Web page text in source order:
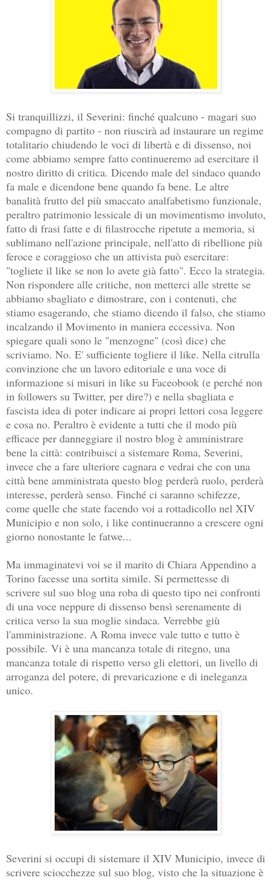
Si tranquillizzi, il Severini: finché qualcuno - magari suo
compagno di partito - non riuscirà ad instaurare un regime
totalitario chiudendo le voci di libertà e di dissenso, noi
come abbiamo sempre fatto continueremo ad esercitare il
nostro diritto di critica. Dicendo male del sindaco quando
fa male e dicendone bene quando fa bene. Le altre
banalità frutto del più smaccato analfabetismo funzionale,
peraltro patrimonio lessicale di un movimentismo involuto,
fatto di frasi fatte e di filastrocche ripetute a memoria, si
sublimano nell'azione principale, nell'atto di ribellione più
feroce e coraggioso che un attivista può esercitare:
"togliete il like se non lo avete già fatto". Ecco la strategia.
Non rispondere alle critiche, non metterci alle strette se
abbiamo sbagliato e dimostrare, con i contenuti, che
stiamo esagerando, che stiamo dicendo il falso, che stiamo
incalzando il Movimento in maniera eccessiva. Non
spiegare quali sono le "menzogne" (così dice) che
scriviamo. No. E' sufficiente togliere il like. Nella citrulla
convinzione che un lavoro editoriale e una voce di
informazione si misuri in like su Faceobook (e perché non
in followers su Twitter, per dire?) e nella sbagliata e
fascista idea di poter indicare ai propri lettori cosa leggere
e cosa no. Peraltro è evidente a tutti che il modo più
efficace per danneggiare il nostro blog è amministrare
bene la città: contribuisci a sistemare Roma, Severini,
invece che a fare ulteriore cagnara e vedrai che con una
città bene amministrata questo blog perderà ruolo, perderà
interesse, perderà senso. Finché ci saranno schifezze,
come quelle che state facendo voi a rottadicollo nel XIV
Municipio e non solo, i like continueranno a crescere ogni
giorno nonostante le fatwe...
Ma immaginatevi voi se il marito di Chiara Appendino a
Torino facesse una sortita simile. Si permettesse di
scrivere sul suo blog una roba di questo tipo nei confronti
di una voce neppure di dissenso bensì serenamente di
critica verso la sua moglie sindaca. Verrebbe giù
l'amministrazione. A Roma invece vale tutto e tutto è
possibile. Vi è una mancanza totale di ritegno, una
mancanza totale di rispetto verso gli elettori, un livello di
arroganza del potere, di prevaricazione e di ineleganza
unico.
Severini si occupi di sistemare il XIV Municipio, invece di
scrivere sciocchezze sul suo blog, visto che la situazione è